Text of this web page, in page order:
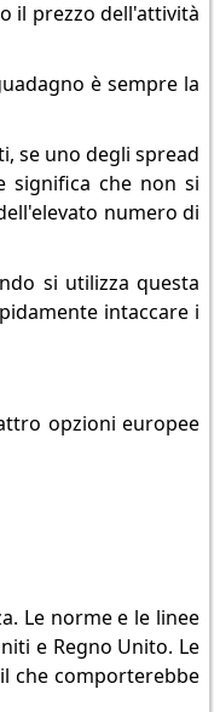
il prezzo dell'attività
è sempre la
se uno degli spread
significa che non si
numero di
si utilizza questa
intaccare i
opzioni europee
Le norme e le linee
e Regno Unito. Le
che comporterebbe